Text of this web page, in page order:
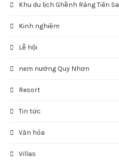
Khu du lịch Ghềnh Ráng Tiên Sa
Kinh nghiệm
Lễ hội
nem nướng Quy Nhơn
Resort
Tin tức
Văn hóa
Villas